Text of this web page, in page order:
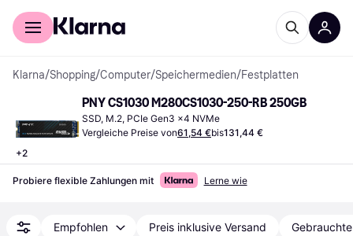
Für Shopper
Klarna/Shopping/Computer/Speichermedien/Festplatten
+2
PNY CS1030 M280CS1030-250-RB 250GB
SSD, M.2, PCIe Gen3 x4 NVMe
Vergleiche Preise von61,54 €bis131,44 €
Probiere flexible Zahlungen mit Lerne wie
Empfohlen Preis inklusive Versand